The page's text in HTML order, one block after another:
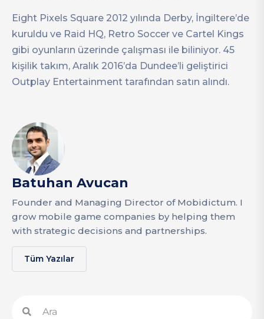
Eight Pixels Square 2012 yılında Derby, İngiltere’de
kuruldu ve Raid HQ, Retro Soccer ve Cartel Kings
gibi oyunların üzerinde çalışması ile biliniyor. 45
kişilik takım, Aralık 2016’da Dundee’li geliştirici
Outplay Entertainment tarafından satın alındı.
Batuhan Avucan
Founder and Managing Director of Mobidictum. I
grow mobile game companies by helping them
with strategic decisions and partnerships.
Tüm Yazılar